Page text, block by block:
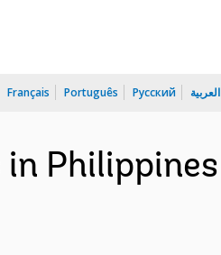
Français Português Русский العربية
Philippines